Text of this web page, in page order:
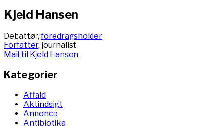
Kjeld Hansen
Debattør,foredragsholder
Forfatter, journalist
Mail til Kjeld Hansen
Kategorier
Affald
Aktindsigt
Annonce
Antibiotika